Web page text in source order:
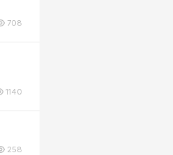
708
1140
258